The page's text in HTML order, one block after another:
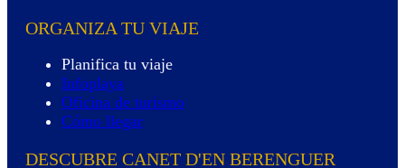
ORGANIZA TU VIAJE
Planifica tu viaje
Infoplaya
Oficina de turismo
Cómo llegar
DESCUBRE CANET D'EN BERENGUER